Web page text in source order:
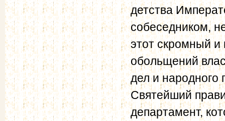
детства
собеседником,
этот скромный
обольщений
дел и народного
Святейший
департамент,